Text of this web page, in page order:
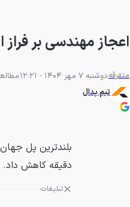
اعجاز مهندسی بر
متفرقهدوشنبه 7 مهر 1404 - 12:21
مطالعه 7
تیم پدال
دقیقه کاهش داد.
تبلیغات